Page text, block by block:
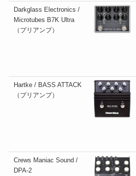
Darkglass Electronics /
Microtubes B7K Ultra
（プリアンプ）
Hartke / BASS ATTACK
（プリアンプ）
Crews Maniac Sound /
DPA-2